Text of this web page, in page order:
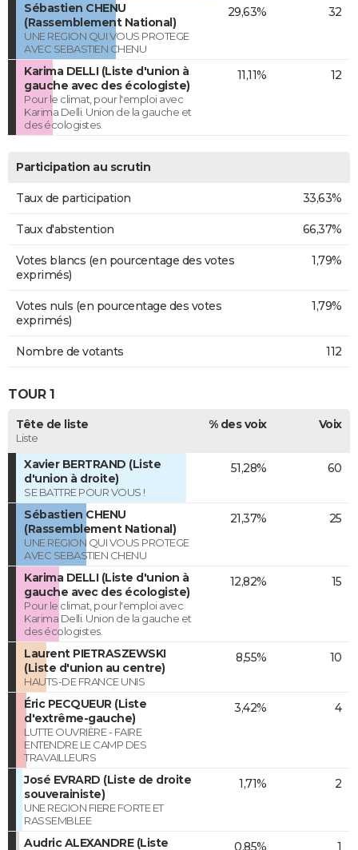
Sébastien CHENU
(Rassemblement National)
UNE REGION QUI VOUS PROTEGE
AVEC SEBASTIEN CHENU
29,63% 32
Karima DELLI (Liste d'union à
gauche avec des écologiste)
Pour le climat, pour l'emploi avec
Karima Delli. Union de la gauche et
des écologistes.
11,11% 12
Participation au scrutin
Taux de participation 33,63%
Taux d'abstention 66,37%
Votes blancs (en pourcentage des votes
exprimés)
1,79%
Votes nuls (en pourcentage des votes
exprimés)
1,79%
Nombre de votants 112
TOUR 1
Tête de liste
Liste
% des voix Voix
Xavier BERTRAND (Liste
d'union à droite)
SE BATTRE POUR VOUS !
51,28% 60
Sébastien CHENU
(Rassemblement National)
UNE REGION QUI VOUS PROTEGE
AVEC SEBASTIEN CHENU
21,37% 25
Karima DELLI (Liste d'union à
gauche avec des écologiste)
Pour le climat, pour l'emploi avec
Karima Delli. Union de la gauche et
des écologistes.
12,82% 15
Laurent PIETRASZEWSKI
(Liste d'union au centre)
HAUTS-DE FRANCE UNIS
8,55% 10
Éric PECQUEUR (Liste
d'extrême-gauche)
LUTTE OUVRIÈRE - FAIRE
ENTENDRE LE CAMP DES
TRAVAILLEURS
3,42% 4
José EVRARD (Liste de droite
souverainiste)
UNE REGION FIERE FORTE ET
RASSEMBLEE
1,71% 2
Audric ALEXANDRE (Liste 0,85% 1